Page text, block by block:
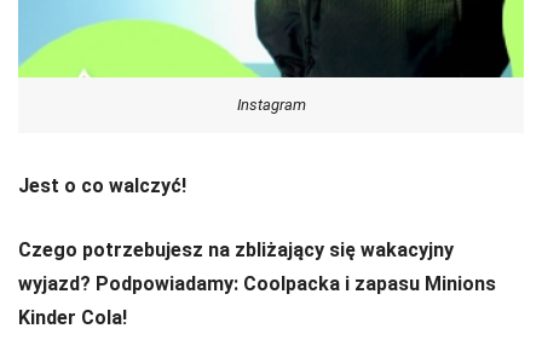
Instagram
Jest o co walczyć!
Czego potrzebujesz na zbliżający się wakacyjny
wyjazd? Podpowiadamy: Coolpacka i zapasu Minions
Kinder Cola!